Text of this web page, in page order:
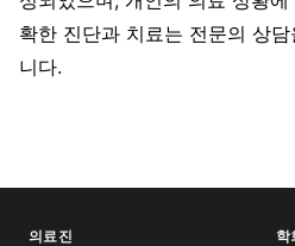
확한 진단과 치료는 전문의 상
니다.
의료진 학